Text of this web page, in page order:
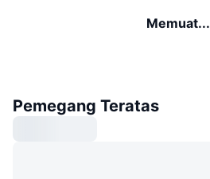
Memuat...
Pemegang Teratas